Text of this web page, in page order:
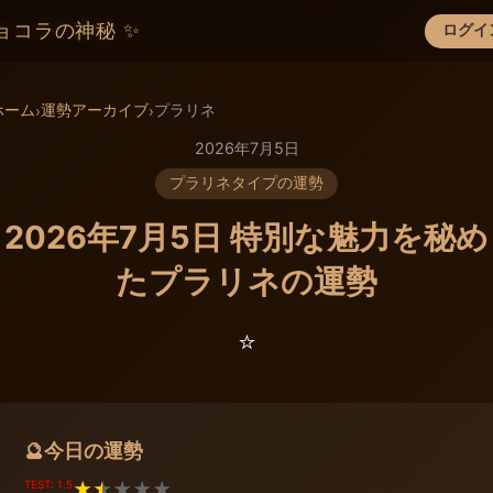
コラの神秘 ✨ ログイ
×
ーム›運勢アーカイブ›プラリネ
2026年7月5日
プラリネタイプの運勢
2026年7月5日 特別な魅力を秘め
たプラリネの運勢
⭐️
🔮今日の運勢
TEST: 1.5